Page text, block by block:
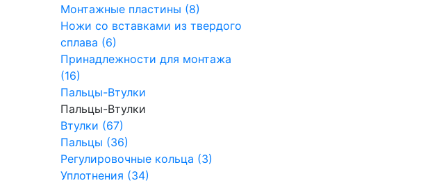
Монтажные пластины (8)
Ножи со вставками из твердого
сплава (6)
Принадлежности для монтажа
(16)
Пальцы-Втулки
Пальцы-Втулки
Втулки (67)
Пальцы (36)
Регулировочные кольца (3)
Уплотнения (34)